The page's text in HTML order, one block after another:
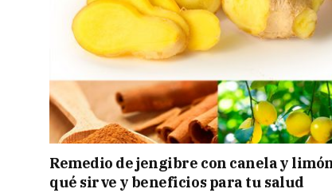
Remedio de jengibre con canela y
qué sirve y beneficios para tu salud